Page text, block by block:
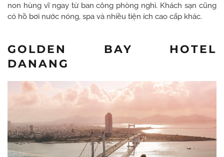
non hùng vĩ ngay từ ban công phòng nghỉ. Khách sạn cũng
có hồ bơi nước nóng, spa và nhiều tiện ích cao cấp khác.
GOLDEN BAY HOTEL
DANANG